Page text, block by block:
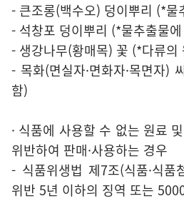
- 큰조롱(백수오) 덩이뿌리 (*물
- 석창포 덩이뿌리 (*물추출물
- 생강나무(황매목) 꽃 (*다류의
- 목화(면실자·면화자·목면자)
함)
· 식품에 사용할 수 없는 원료
위반하여 판매·사용하는 경우
- 식품위생법 제7조(식품·식
위반 5년 이하의 징역 또는